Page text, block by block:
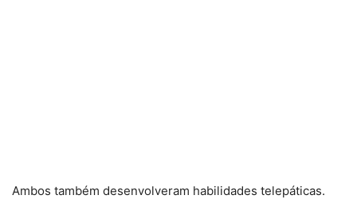
Ambos também desenvolveram habilidades telepáticas.